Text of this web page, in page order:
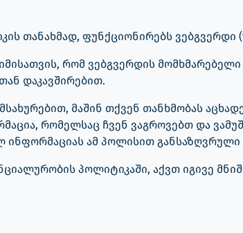
თანახმად, ფუნქციონირებს ვებგვერდი (
რომ ვებგვერდის
დაკავშირებით.
მაშინ თქვენ თანხმობას
რომელსაც ჩვენ ვაგროვებთ და
ინფორმაციას ამ პოლისით განსაზღვრული
პოლიტიკაში, აქვთ იგივე